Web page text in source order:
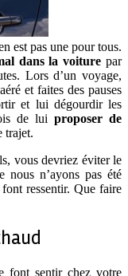
est pas une pour tous.
dans la voiture par
Lors d’un voyage,
et faites des pauses
et lui dégourdir les
de lui proposer de
trajet.
vous devriez éviter le
n’ayons pas été
ressentir. Que faire
font sentir chez votre